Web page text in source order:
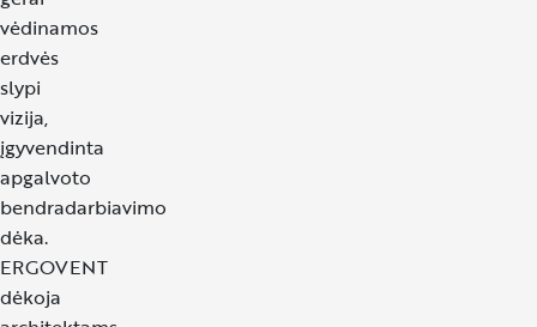
vėdinamos
erdvės
slypi
vizija,
įgyvendinta
apgalvoto
bendradarbiavimo
dėka.
ERGOVENT
dėkoja